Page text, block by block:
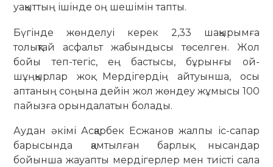
уақыттың ішінде оң шешімін тапты.
Бүгінде жөнделуі керек 2,33 шақырымға
толықтай асфальт жа­бын­дысы төселген. Жол
бойы теп-тегіс, ең бастысы, бұрынғы ой-
шұңқырлар жоқ. Мердігердің айтуынша, осы
аптаның соңына дейін жол жөндеу жұмысы 100
пайызға орындалатын болады.
Аудан әкімі Асқарбек Есжанов жалпы іс-сапар
барысында қамтылған барлық нысандар
бойынша жауап­ты мердігерлер мен тиісті сала